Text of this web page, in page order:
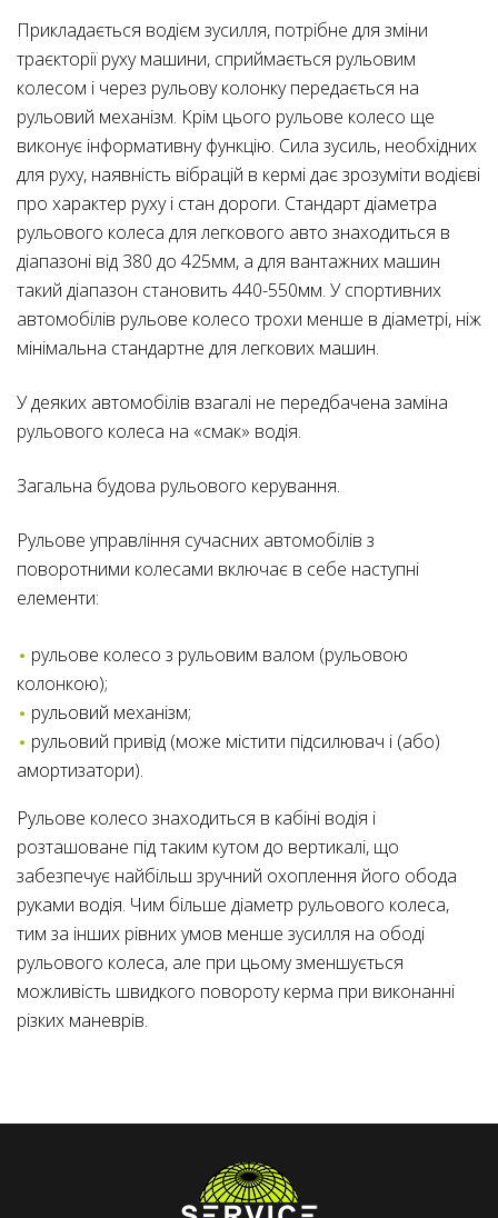
Прикладається водієм зусилля, потрібне для зміни
траєкторії руху машини, сприймається рульовим
колесом і через рульову колонку передається на
рульовий механізм. Крім цього рульове колесо ще
виконує інформативну функцію. Сила зусиль, необхідних
для руху, наявність вібрацій в кермі дає зрозуміти водієві
про характер руху і стан дороги. Стандарт діаметра
рульового колеса для легкового авто знаходиться в
діапазоні від 380 до 425мм, а для вантажних машин
такий діапазон становить 440-550мм. У спортивних
автомобілів рульове колесо трохи менше в діаметрі, ніж
мінімальна стандартне для легкових машин.
У деяких автомобілів взагалі не передбачена заміна
рульового колеса на «смак» водія.
Загальна будова рульового керування.
Рульове управління сучасних автомобілів з
поворотними колесами включає в себе наступні
елементи:
рульове колесо з рульовим валом (рульовою
колонкою);
рульовий механізм;
рульовий привід (може містити підсилювач і (або)
амортизатори).
Рульове колесо знаходиться в кабіні водія і
розташоване під таким кутом до вертикалі, що
забезпечує найбільш зручний охоплення його обода
руками водія. Чим більше діаметр рульового колеса,
тим за інших рівних умов менше зусилля на ободі
рульового колеса, але при цьому зменшується
можливість швидкого повороту керма при виконанні
різких маневрів.